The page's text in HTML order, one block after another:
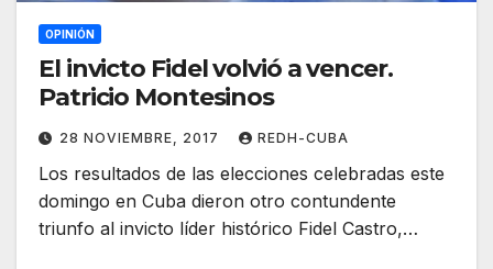
OPINIÓN
El invicto Fidel volvió a vencer.
Patricio Montesinos
28 NOVIEMBRE, 2017 REDH-CUBA
Los resultados de las elecciones celebradas este
domingo en Cuba dieron otro contundente
triunfo al invicto líder histórico Fidel Castro,…